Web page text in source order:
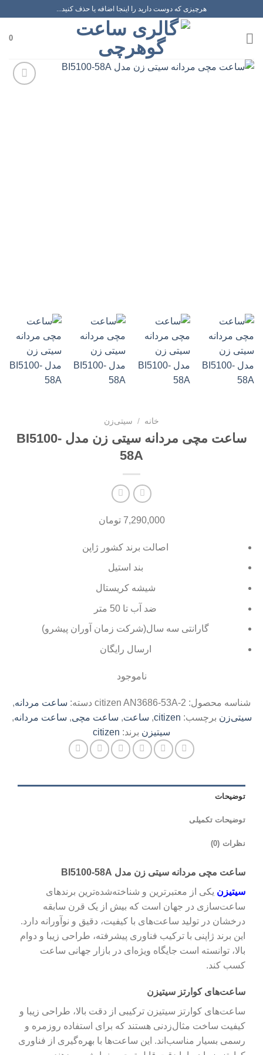
محتوا
هرچیزی که دوست دارید را اینجا اضافه یا حذف کنید...
0
خانه / سیتی‌زن
ساعت مچی مردانه سیتی زن مدل BI5100-
58A
7,290,000 تومان
اصالت برند کشور ژاپن
بند استیل
شیشه کریستال
ضد آب تا 50 متر
گارانتی سه سال(شرکت زمان آوران پیشرو)
ارسال رایگان
ناموجود
شناسه محصول: citizen AN3686-53A-2 دسته: ساعت مردانه,
سیتی‌زن برچسب: citizen
, ساعت, ساعت مچی, ساعت مردانه,
سیتیزن برند: citizen
توضیحات
توضیحات تکمیلی
نظرات (0)
ساعت مچی مردانه سیتی زن مدل BI5100-58A
سیتیزن یکی از معتبرترین و شناخته‌شده‌ترین برندهای
ساعت‌سازی در جهان است که بیش از یک قرن سابقه
درخشان در تولید ساعت‌های با کیفیت، دقیق و نوآورانه دارد.
این برند ژاپنی با ترکیب فناوری پیشرفته، طراحی زیبا و دوام
بالا، توانسته است جایگاه ویژه‌ای در بازار جهانی ساعت
کسب کند.
ساعت‌های کوارتز سیتیزن
ساعت‌های کوارتز سیتیزن ترکیبی از دقت بالا، طراحی زیبا و
کیفیت ساخت مثال‌زدنی هستند که برای استفاده روزمره و
رسمی بسیار مناسب‌اند. این ساعت‌ها با بهره‌گیری از فناوری